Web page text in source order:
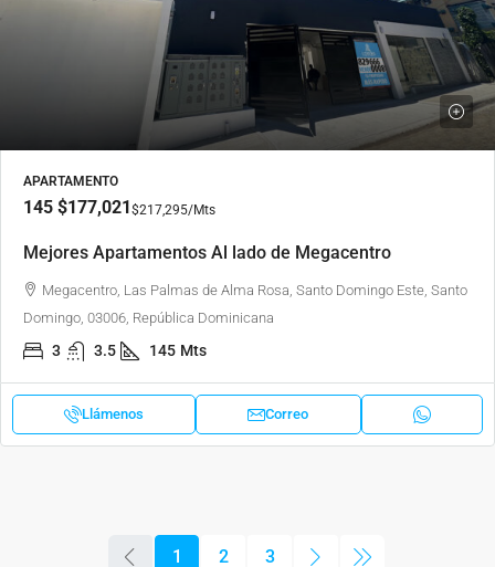
APARTAMENTO
145 $177,021$217,295/Mts
Mejores Apartamentos Al lado de Megacentro
Megacentro, Las Palmas de Alma Rosa, Santo Domingo Este, Santo
Domingo, 03006, República Dominicana
3 3.5 145 Mts
Llámenos Correo
1 2 3